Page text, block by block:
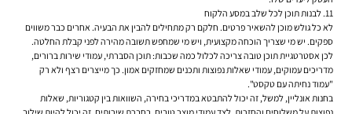
11. לבנות תוכן לכל שלב במסע הלקוח
לא כל גולש מוכן להשאיר פרטים. חלקם רק מתחילים להבין את הבעיה. אחרים כבר משווים
ספקים. יש מי שצריך הוכחה מקצועית, ויש מי שמחפש תשובה מהירה לפני קבלת החלטה.
לכן אסטרטגיית תוכן טובה צריכה לכלול כמה שכבות: תוכן הסברתי, עמודי שירות ברורים,
מדריכים עמוקים, עמודי שאלות נפוצות ותכנים שמחזקים אמון. כך מייצרים רצף ולא רק
"עמוד נחיתה עם טקסט".
בחנות אונליין, למשל, זה יכול להתבטא במדריכי בחירה, השוואות בין קטגוריות, שאלות